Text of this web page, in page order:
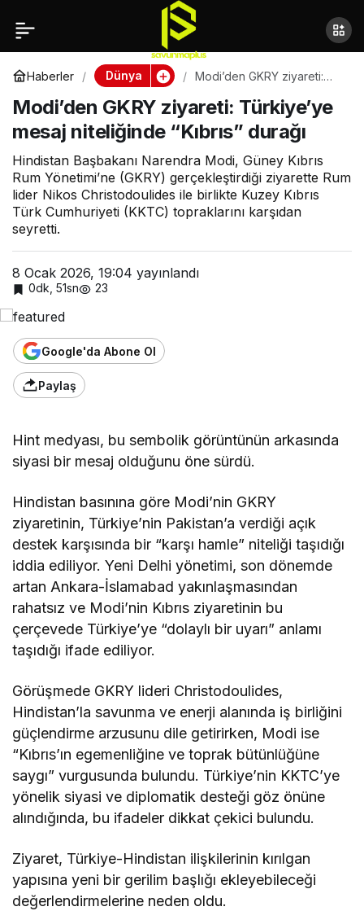
Haberler Dünya
Modi’den GKRY ziyareti:
niteliğinde “Kıbrıs” durağı
Modi’den GKRY ziyareti: Türkiye’ye
mesaj niteliğinde “Kıbrıs” durağı
Hindistan Başbakanı Narendra Modi, Güney Kıbrıs
Rum Yönetimi’ne (GKRY) gerçekleştirdiği ziyarette Rum
lider Nikos Christodoulides ile birlikte Kuzey Kıbrıs
Türk Cumhuriyeti (KKTC) topraklarını karşıdan
seyretti.
8 Ocak 2026, 19:04 yayınlandı
0dk, 51sn 23
Google'da Abone Ol
Paylaş
Hint medyası, bu sembolik görüntünün arkasında
siyasi bir mesaj olduğunu öne sürdü.
Hindistan basınına göre Modi’nin GKRY
ziyaretinin, Türkiye’nin Pakistan’a verdiği açık
destek karşısında bir “karşı hamle” niteliği taşıdığı
iddia ediliyor. Yeni Delhi yönetimi, son dönemde
artan Ankara-İslamabad yakınlaşmasından
rahatsız ve Modi’nin Kıbrıs ziyaretinin bu
çerçevede Türkiye’ye “dolaylı bir uyarı” anlamı
taşıdığı ifade ediliyor.
Görüşmede GKRY lideri Christodoulides,
Hindistan’la savunma ve enerji alanında iş birliğini
güçlendirme arzusunu dile getirirken, Modi ise
“Kıbrıs’ın egemenliğine ve toprak bütünlüğüne
saygı” vurgusunda bulundu. Türkiye’nin KKTC’ye
yönelik siyasi ve diplomatik desteği göz önüne
alındığında, bu ifadeler dikkat çekici bulundu.
Ziyaret, Türkiye-Hindistan ilişkilerinin kırılgan
yapısına yeni bir gerilim başlığı ekleyebileceği
değerlendirmelerine neden oldu.
Modi’den GKRY ziyareti:
Türkiye’ye mesaj
niteliğinde “Kıbrıs”
durağı